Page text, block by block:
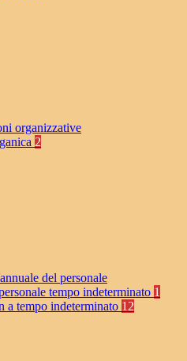
organizzative
2
del personale
tempo indeterminato 1
a tempo indeterminato 12